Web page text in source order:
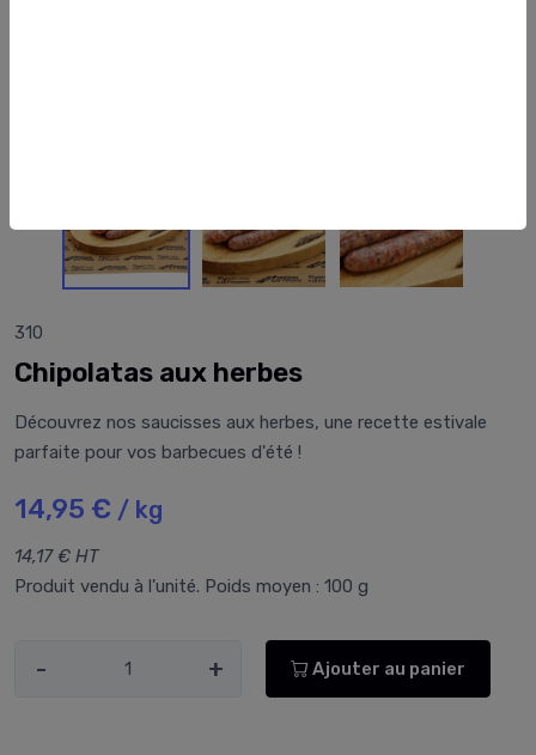
310
Chipolatas aux herbes
Découvrez nos saucisses aux herbes, une recette estivale
parfaite pour vos barbecues d'été !
14,95 € / kg
14,17 € HT
Produit vendu à l'unité. Poids moyen : 100 g
- + Ajouter au panier